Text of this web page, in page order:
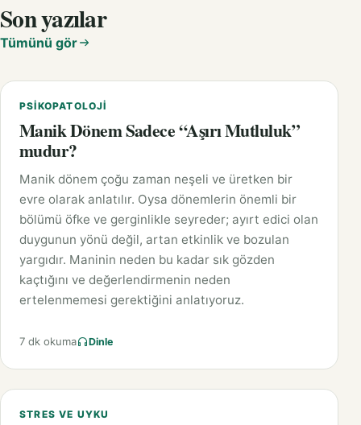
Son yazılar
Tümünü gör
PSIKOPATOLOJI
Manik Dönem Sadece “Aşırı Mutluluk”
mudur?
Manik dönem çoğu zaman neşeli ve üretken bir
evre olarak anlatılır. Oysa dönemlerin önemli bir
bölümü öfke ve gerginlikle seyreder; ayırt edici olan
duygunun yönü değil, artan etkinlik ve bozulan
yargıdır. Maninin neden bu kadar sık gözden
kaçtığını ve değerlendirmenin neden
ertelenmemesi gerektiğini anlatıyoruz.
7 dk okuma Dinle
STRES VE UYKU